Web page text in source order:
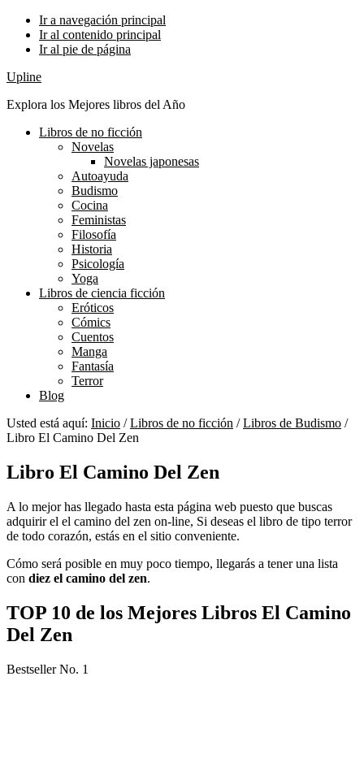
Ir a navegación principal
Ir al contenido principal
Ir al pie de página
Upline
Explora los Mejores libros del Año
Libros de no ficción
Novelas
Novelas japonesas
Autoayuda
Budismo
Cocina
Feministas
Filosofía
Historia
Psicología
Yoga
Libros de ciencia ficción
Eróticos
Cómics
Cuentos
Manga
Fantasía
Terror
Blog
Usted está aquí: Inicio / Libros de no ficción / Libros de Budismo /
Libro El Camino Del Zen
Libro El Camino Del Zen
A lo mejor has llegado hasta esta página web puesto que buscas
adquirir el el camino del zen on-line, Si deseas el libro de tipo terror
de todo corazón, estás en el sitio conveniente.
Cómo será posible en muy poco tiempo, llegarás a tener una lista
con diez el camino del zen.
TOP 10 de los Mejores Libros El Camino
Del Zen
Bestseller No. 1